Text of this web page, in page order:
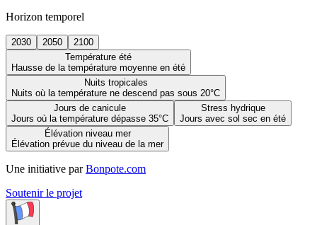
Horizon temporel
2030 2050
2100
Température été
Hausse de la température moyenne en été
Nuits tropicales
Nuits où la température ne descend pas sous 20°C
Jours de canicule
Jours où la température dépasse 35°C
Stress hydrique
Jours avec sol sec en été
Élévation niveau mer
Élévation prévue du niveau de la mer
Une initiative par Bonpote.com
Soutenir le projet